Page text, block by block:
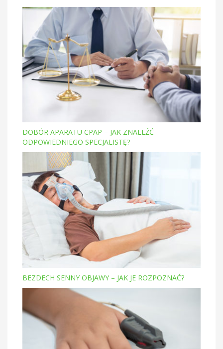
DOBÓR APARATU CPAP – JAK ZNALEŹĆ
ODPOWIEDNIEGO SPECJALISTĘ?
BEZDECH SENNY OBJAWY – JAK JE ROZPOZNAĆ?